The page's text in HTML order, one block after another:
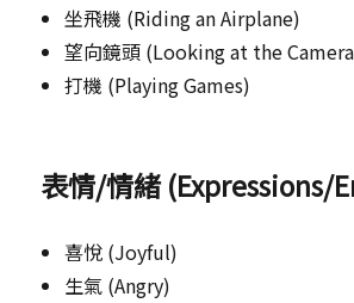
坐飛機 (Riding an Airplane)
望向鏡頭 (Looking at the
打機 (Playing Games)
表情/情緒 (Expressions/
喜悅 (Joyful)
生氣 (Angry)